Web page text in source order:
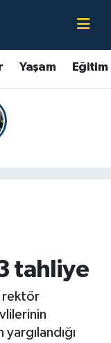
Yaşam Eğitim
tahliye
rektör